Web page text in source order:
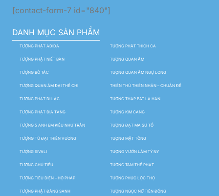
[contact-form-7 id="840"]
DANH MỤC SẢN PHẨM
TƯỢNG PHẬT ADIDA TƯỢNG PHẬT THÍCH CA
TƯỢNG PHẬT NIẾT BÀN TƯỢNG QUAN ÂM
TƯỢNG BỒ TÁC TƯỢNG QUAN ÂM NGỰ LONG
TƯỢNG QUAN ÂM ĐẠI THẾ CHÍ THIÊN THỦ THIÊN NHÃN – CHUẨN ĐỀ
TƯỢNG PHẬT DI LẶC TƯỢNG THẬP BÁT LA HÁN
TƯỢNG PHẬT ĐỊA TẠNG TƯỢNG KIM CANG
TƯỢNG 5 ANH EM KIỀU NHƯ TRẦN TƯỢNG ĐẠT MA SƯ TỔ
TƯỢNG TỨ ĐẠI THIÊN VƯƠNG TƯỢNG MẬT TÔNG
TƯỢNG SIVALI TƯỢNG VƯỜN LÂM TỲ NY
TƯỢNG CHÚ TIỂU TƯỢNG TAM THẾ PHẬT
TƯỢNG TIÊU DIỆN – HỘ PHÁP TƯỢNG PHÚC LỘC THỌ
TƯỢNG PHẬT ĐẢNG SANH TƯỢNG NGỌC NỮ TIÊN ĐỒNG